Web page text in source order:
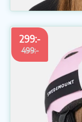
299:-
499:-